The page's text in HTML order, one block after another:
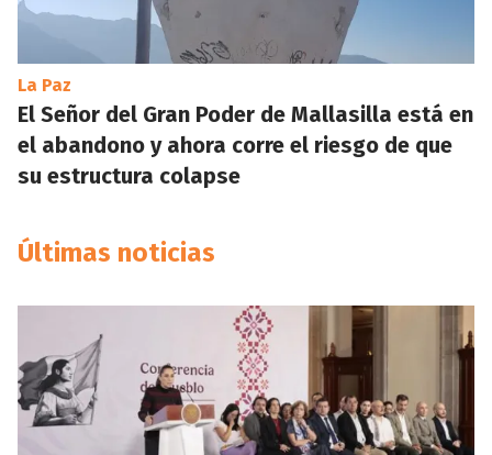
La Paz
El Señor del Gran Poder de Mallasilla está en
el abandono y ahora corre el riesgo de que
su estructura colapse
Últimas noticias